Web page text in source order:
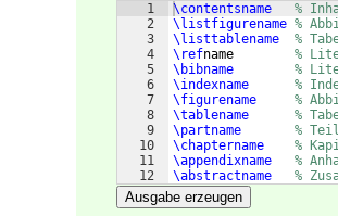
1
2
3
4
5
6
7
8
9
10
11
12
\contentsname
%
\listfigurename %
\listtablename
%
\refname %
\bibname
%
\indexname
%
\figurename
%
\tablename
%
\partname
% Teil
\chaptername
%
\appendixname
%
\abstractname
%
Ausgabe erzeugen